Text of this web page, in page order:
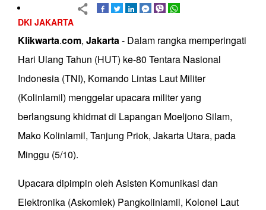
DKI JAKARTA
Klikwarta.com, Jakarta- Dalam rangka memperingati
Hari Ulang Tahun (HUT) ke-80 Tentara Nasional
Indonesia (TNI), Komando Lintas Laut Militer
(Kolinlamil) menggelar upacara militer yang
berlangsung khidmat di Lapangan Moeljono Silam,
Mako Kolinlamil, Tanjung Priok, Jakarta Utara, pada
Minggu (5/10).
Upacara dipimpin oleh Asisten Komunikasi dan
Elektronika (Askomlek) Pangkolinlamil, Kolonel Laut